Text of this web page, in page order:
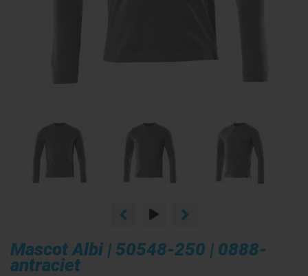
Mascot Albi | 50548-250 | 0888-
antraciet